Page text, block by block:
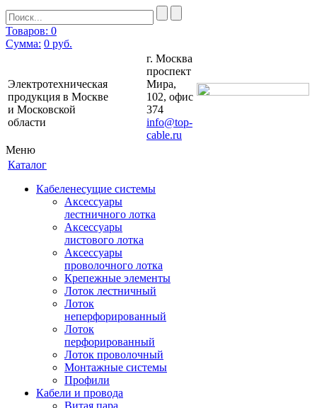
Товаров: 0
Сумма: 0 руб.
Электротехническая
продукция в Москве
и Московской
области
г. Москва
проспект
Мира,
102, офис
374
info@top-
cable.ru
Меню
Каталог
Кабеленесущие системы
Аксессуары
лестничного лотка
Аксессуары
листового лотка
Аксессуары
проволочного лотка
Крепежные элементы
Лоток лестничный
Лоток
неперфорированный
Лоток
перфорированный
Лоток проволочный
Монтажные системы
Профили
Кабели и провода
Витая пара